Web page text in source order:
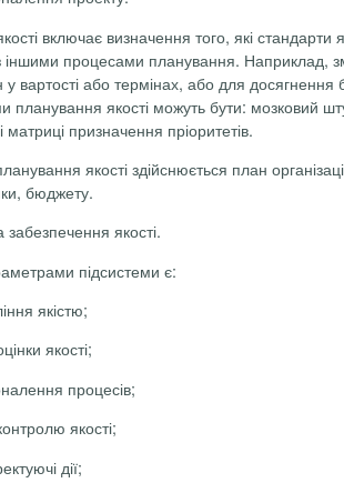
включає визначення того, які
процесами планування. Наприклад,
у вартості або термінах, або для
планування якості можуть бути: мозковий
матриці призначення пріоритетів.
якості здійснюється план
бюджету.
якості.
підсистеми є:
якістю;
якості;
процесів;
якості;
дії;